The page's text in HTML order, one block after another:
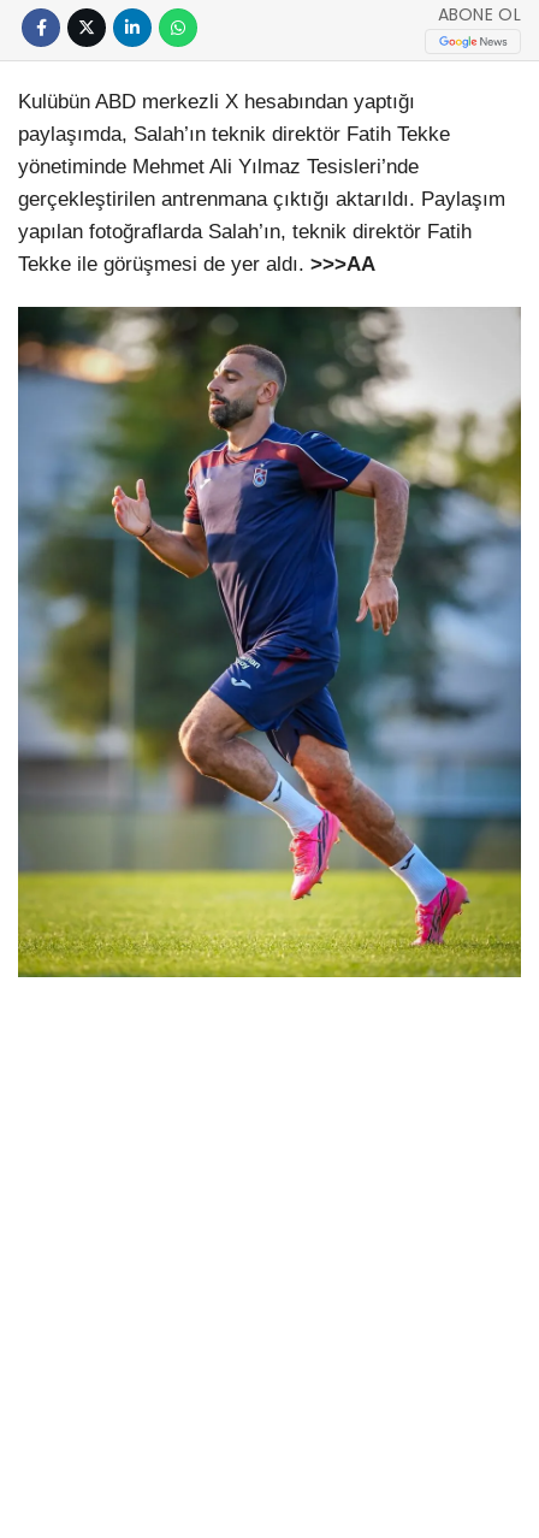
ABONE OL
Kulübün ABD merkezli X hesabından yaptığı
paylaşımda, Salah’ın teknik direktör Fatih Tekke
yönetiminde Mehmet Ali Yılmaz Tesisleri’nde
gerçekleştirilen antrenmana çıktığı aktarıldı. Paylaşım
yapılan fotoğraflarda Salah’ın, teknik direktör Fatih
Tekke ile görüşmesi de yer aldı. >>>AA